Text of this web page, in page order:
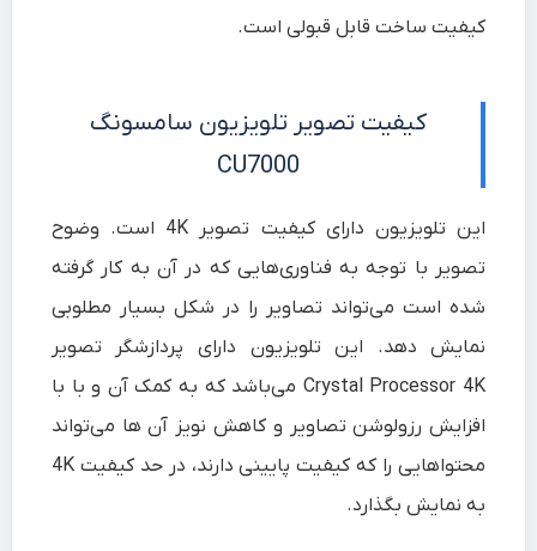
کیفیت ساخت قابل قبولی است.
کیفیت تصویر تلویزیون سامسونگ
CU7000
این تلویزیون دارای کیفیت تصویر 4K است. وضوح
تصویر با توجه به فناوری‌هایی که در آن به کار گرفته
شده است می‌تواند تصاویر را در شکل بسیار مطلوبی
نمایش دهد. این تلویزیون دارای پردازشگر تصویر
Crystal Processor 4K می‌باشد که به کمک آن و با با
افزایش رزولوشن تصاویر و کاهش نویز آن ها می‌تواند
محتواهایی را که کیفیت پایینی دارند، در حد کیفیت 4K
به نمایش بگذارد.